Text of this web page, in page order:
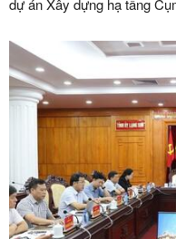
phục vụ giải phóng mặt
Sơn